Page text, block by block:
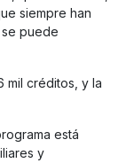
siempre han
puede
mil créditos, y la
está
y